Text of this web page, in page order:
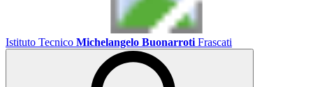
Istituto Tecnico Michelangelo Buonarroti Frascati